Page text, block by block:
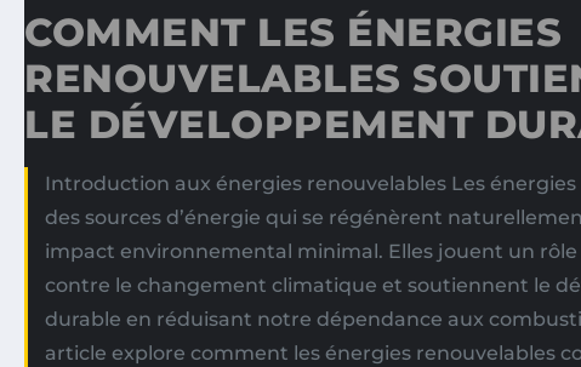
COMMENT LES ÉNERGIES
RENOUVELABLES
LE DÉVELOPPEMENT
Introduction aux énergies renouvelables Les
des sources d’énergie qui se régénèrent
impact environnemental minimal. Elles jouent un
contre le changement climatique et soutiennent le
durable en réduisant notre dépendance aux
article explore comment les énergies renouvelables